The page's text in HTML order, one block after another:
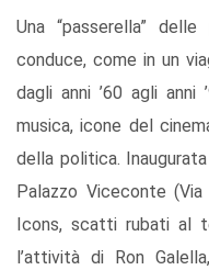
Una “passerella”
conduce, come in un
dagli anni ’60 agli
musica, icone del
della politica.
Palazzo Viceconte
Icons, scatti rubati al
l’attività di Ron